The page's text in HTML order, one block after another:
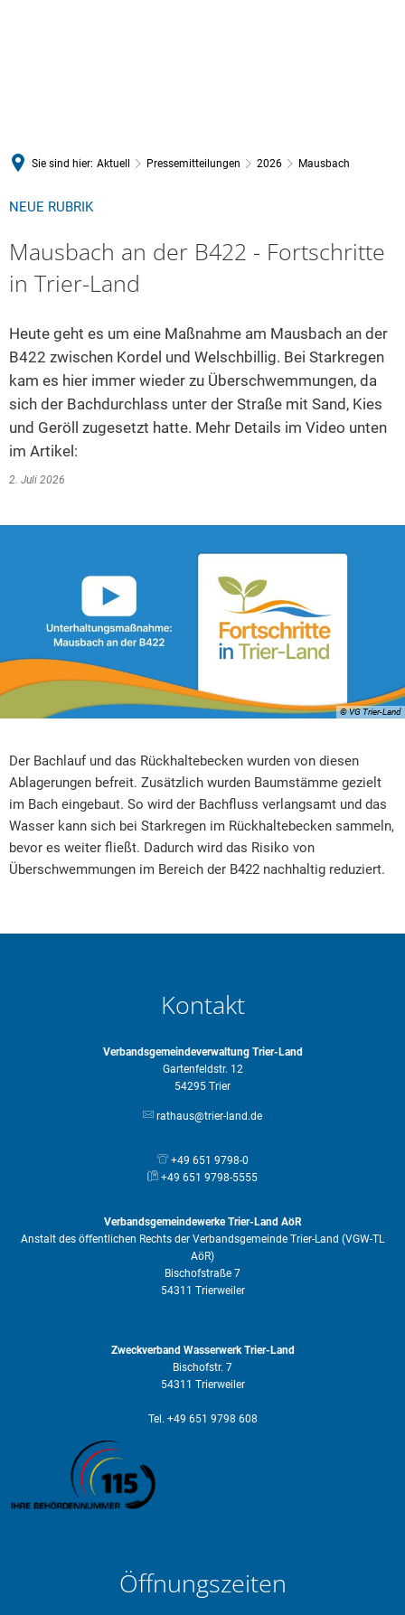
Sie sind hier: Aktuell Pressemitteilungen 2026 Mausbach
NEUE RUBRIK
Mausbach an der B422 - Fortschritte
in Trier-Land
Heute geht es um eine Maßnahme am Mausbach an der
B422 zwischen Kordel und Welschbillig. Bei Starkregen
kam es hier immer wieder zu Überschwemmungen, da
sich der Bachdurchlass unter der Straße mit Sand, Kies
und Geröll zugesetzt hatte. Mehr Details im Video unten
im Artikel:
2. Juli 2026
© VG Trier-Land
Der Bachlauf und das Rückhaltebecken wurden von diesen
Ablagerungen befreit. Zusätzlich wurden Baumstämme gezielt
im Bach eingebaut. So wird der Bachfluss verlangsamt und das
Wasser kann sich bei Starkregen im Rückhaltebecken sammeln,
bevor es weiter fließt. Dadurch wird das Risiko von
Überschwemmungen im Bereich der B422 nachhaltig reduziert.
Kontakt
Verbandsgemeindeverwaltung Trier-Land
Gartenfeldstr. 12
54295 Trier
rathaus@trier-land.de
+49 651 9798-0
+49 651 9798-5555
Verbandsgemeindewerke Trier-Land AöR
Anstalt des öffentlichen Rechts der Verbandsgemeinde Trier-Land (VGW-TL
AöR)
Bischofstraße 7
54311 Trierweiler
Zweckverband Wasserwerk Trier-Land
Bischofstr. 7
54311 Trierweiler
Tel. +49 651 9798 608
Öffnungszeiten